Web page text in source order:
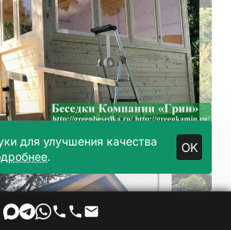
для улучшения качества
.
OK